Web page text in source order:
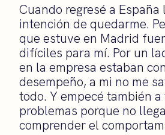
Cuando regresé a España
intención de quedarme.
que estuve en Madrid
difíciles para mí. Por un
en la empresa estaban
desempeño, a mi no me
todo. Y empecé también
problemas porque no
comprender el